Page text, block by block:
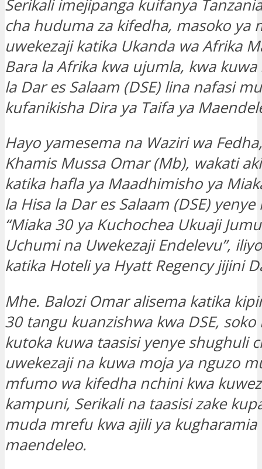
Serikali imejipanga kuifanya
cha huduma za kifedha, masoko ya
uwekezaji katika Ukanda wa Afrika
Bara la Afrika kwa ujumla, kwa kuwa
la Dar es Salaam (DSE) lina nafasi
kufanikisha Dira ya Taifa ya
Hayo yamesema na Waziri wa
Khamis Mussa Omar (Mb), wakati
katika hafla ya Maadhimisho ya
la Hisa la Dar es Salaam (DSE)
“Miaka 30 ya Kuchochea Ukuaji
Uchumi na Uwekezaji Endelevu”,
katika Hoteli ya Hyatt Regency jijini
Mhe. Balozi Omar alisema katika
30 tangu kuanzishwa kwa DSE,
kutoka kuwa taasisi yenye shughuli
uwekezaji na kuwa moja ya nguzo
mfumo wa kifedha nchini kwa
kampuni, Serikali na taasisi zake
muda mrefu kwa ajili ya
maendeleo.